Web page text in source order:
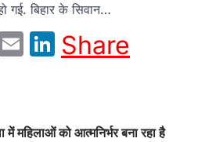
गई. बिहार के सिवान…
EmailLinkedIn
Share
महिलाओं को आत्मनिर्भर बना रहा है